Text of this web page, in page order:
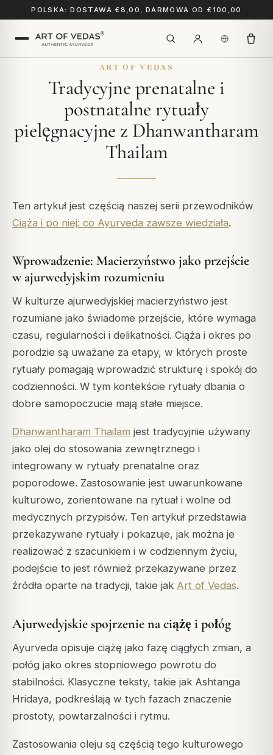
POLSKA: DOSTAWA €8,00, DARMOWA OD €100,00
ART OF VEDAS
Tradycyjne prenatalne i
postnatalne rytuały
pielęgnacyjne z Dhanwantharam
Thailam
Ten artykuł jest częścią naszej serii przewodników
Ciąża i po niej: co Ayurveda zawsze wiedziała.
Wprowadzenie: Macierzyństwo jako przejście
w ajurwedyjskim rozumieniu
W kulturze ajurwedyjskiej macierzyństwo jest
rozumiane jako świadome przejście, które wymaga
czasu, regularności i delikatności. Ciąża i okres po
porodzie są uważane za etapy, w których proste
rytuały pomagają wprowadzić strukturę i spokój do
codzienności. W tym kontekście rytuały dbania o
dobre samopoczucie mają stałe miejsce.
Dhanwantharam Thailam jest tradycyjnie używany
jako olej do stosowania zewnętrznego i
integrowany w rytuały prenatalne oraz
poporodowe. Zastosowanie jest uwarunkowane
kulturowo, zorientowane na rytuał i wolne od
medycznych przypisów. Ten artykuł przedstawia
przekazywane rytuały i pokazuje, jak można je
realizować z szacunkiem i w codziennym życiu,
podejście to jest również przekazywane przez
źródła oparte na tradycji, takie jak Art of Vedas.
Ajurwedyjskie spojrzenie na ciążę i połóg
Ayurveda opisuje ciążę jako fazę ciągłych zmian, a
połóg jako okres stopniowego powrotu do
stabilności. Klasyczne teksty, takie jak Ashtanga
Hridaya, podkreślają w tych fazach znaczenie
prostoty, powtarzalności i rytmu.
Zastosowania oleju są częścią tego kulturowego